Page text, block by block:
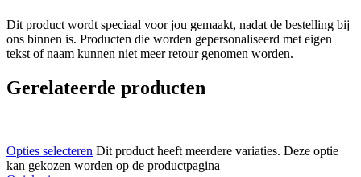
Dit product wordt speciaal voor jou gemaakt, nadat de bestelling bij
ons binnen is. Producten die worden gepersonaliseerd met eigen
tekst of naam kunnen niet meer retour genomen worden.
Gerelateerde producten
Opties selecteren Dit product heeft meerdere variaties. Deze optie
kan gekozen worden op de productpagina